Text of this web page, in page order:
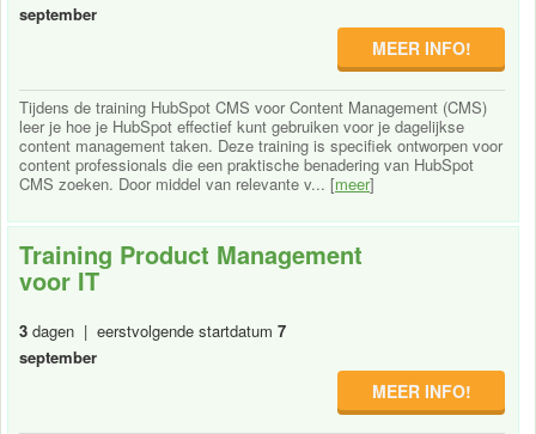
september
MEER INFO!
Tijdens de training HubSpot CMS voor Content Management (CMS)
leer je hoe je HubSpot effectief kunt gebruiken voor je dagelijkse
content management taken. Deze training is specifiek ontworpen voor
content professionals die een praktische benadering van HubSpot
CMS zoeken. Door middel van relevante v... [meer]
Training Product Management
voor IT
3 dagen | eerstvolgende startdatum 7
september
MEER INFO!